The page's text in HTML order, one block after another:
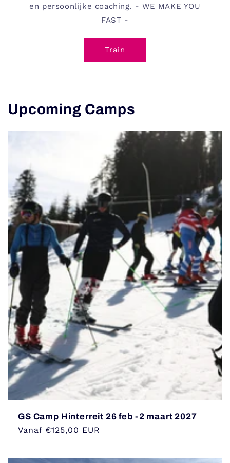
en persoonlijke coaching. - WE MAKE YOU
FAST -
Train
Upcoming Camps
GS Camp Hinterreit 26 feb -2 maart 2027
Normale
Vanaf €125,00 EUR